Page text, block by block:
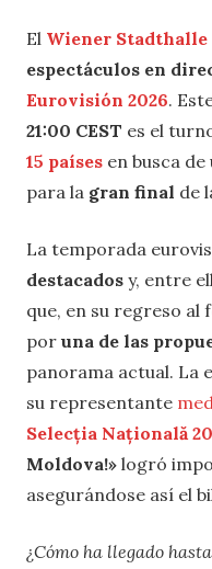
El Wiener Stadthalle
espectáculos en
Eurovisión 2026.
21:00 CEST es el
15 países en busca
para la gran final de
La temporada
destacados y, entre
que, en su regreso al
por una de las
panorama actual. La
su representante
Selecția Națională
Moldova!» logró
asegurándose así el
¿Cómo ha llegado hasta